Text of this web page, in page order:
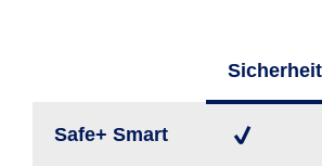
Sicher­heit
Safe+ Smart